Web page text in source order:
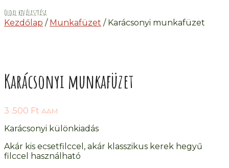
Oldal kiválasztása
Kezdőlap / Munkafüzet / Karácsonyi munkafüzet
Karácsonyi munkafüzet
3 .500 Ft AAM
Karácsonyi különkiadás
Akár kis ecsetfilccel, akár klasszikus kerek hegyű
filccel használható